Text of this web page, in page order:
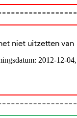
niet uitzetten van
2012-12-04,